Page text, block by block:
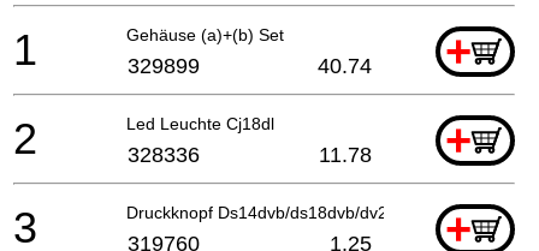
Gehäuse (a)+(b) Set +
1 329899 40.74
Led Leuchte Cj18dl +
2 328336 11.78
Druckknopf Ds14dvb/ds18dvb/dv24dv Dv12dv/
+
3 319760 1.25